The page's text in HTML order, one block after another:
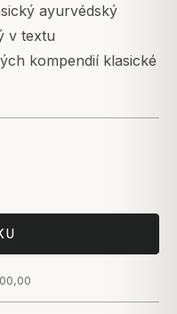
ayurvédský
v textu
kompendií klasické